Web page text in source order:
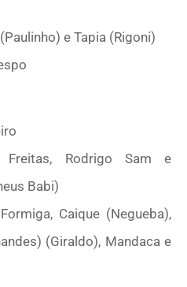
e Tapia (Rigoni)
Freitas, Rodrigo Sam e
Babi)
Caique (Negueba),
(Giraldo), Mandaca e